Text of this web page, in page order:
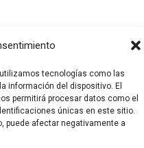
tecnologías como las
información del dispositivo. El
permitirá procesar datos como el
únicas en este sitio.
puede afectar negativamente a
Digital | Funciona
para WordPress